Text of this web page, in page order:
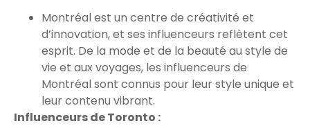
Montréal est un centre de créativité et
d’innovation, et ses influenceurs reflètent cet
esprit. De la mode et de la beauté au style de
vie et aux voyages, les influenceurs de
Montréal sont connus pour leur style unique et
leur contenu vibrant.
Influenceurs de Toronto :